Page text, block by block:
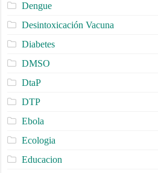
Dengue
Desintoxicación Vacuna
Diabetes
DMSO
DtaP
DTP
Ebola
Ecologia
Educacion